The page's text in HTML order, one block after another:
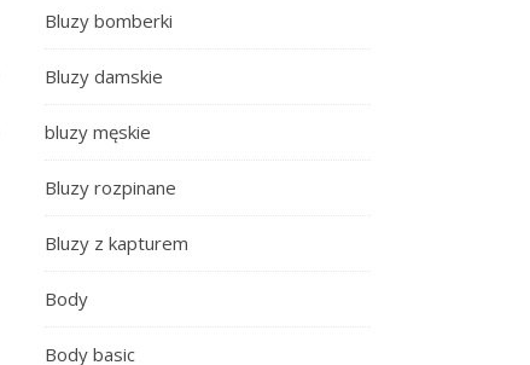
Bluzy bomberki
Bluzy damskie
bluzy męskie
Bluzy rozpinane
Bluzy z kapturem
Body
Body basic